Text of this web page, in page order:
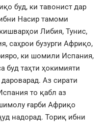
буд, ки тавонист дар
Насир тамоми
Либия, Тунис,
саҳрои бузурги Африқо,
ки шомили Испания,
буд таҳти ҳокимияти
Аз сирати
то қабл аз
ғарби Африқо
надорад. Ториқ ибни